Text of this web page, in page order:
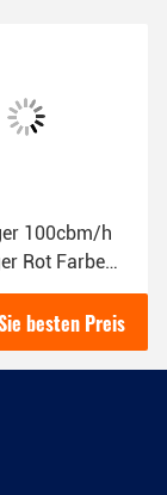
100cbm/h
Rot Farbe
besten Preis